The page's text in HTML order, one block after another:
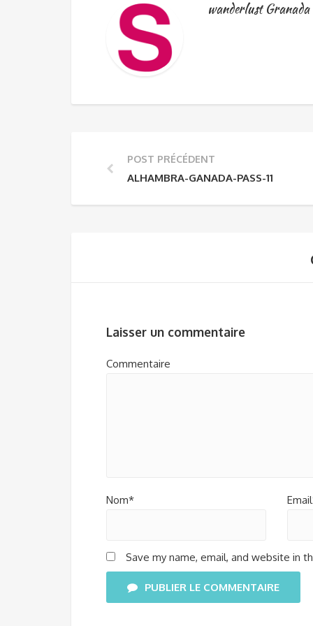
wanderlust
POST PRÉCÉDENT
ALHAMBRA-GANADA-PASS-11
Laisser un commentaire
Commentaire
Nom*
Save my name, email, and website in
PUBLIER LE COMMENTAIRE